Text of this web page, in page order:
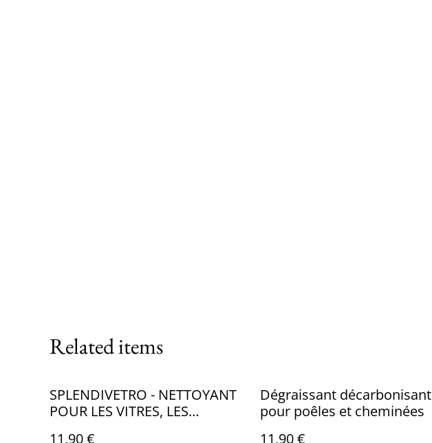
Related items
SPLENDIVETRO - NETTOYANT
POUR LES VITRES, LES
11,90 €
Dégraissant décarbonisant
pour poêles et cheminées
11,90 €